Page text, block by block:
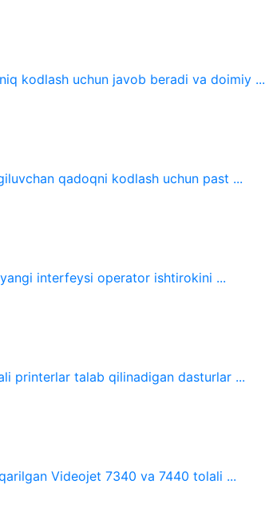
kodlash uchun javob beradi va doimiy ...
qadoqni kodlash uchun past ...
interfeysi operator ishtirokini ...
printerlar talab qilinadigan dasturlar ...
Videojet 7340 va 7440 tolali ...